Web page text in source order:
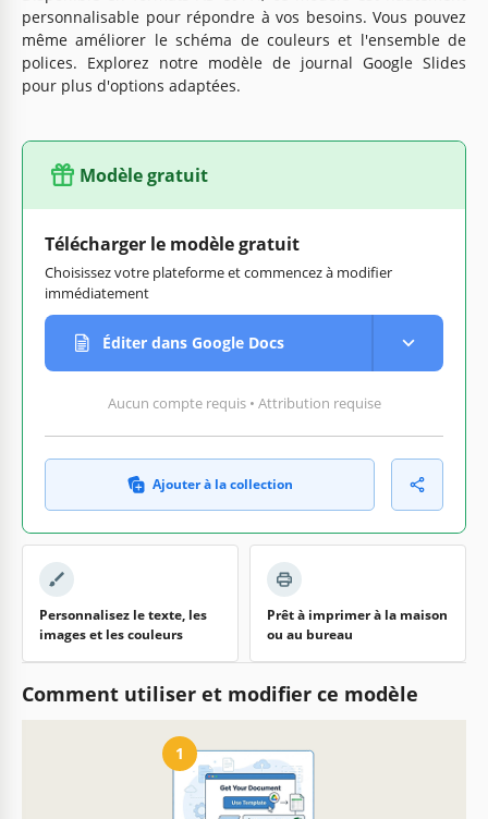
personnalisable pour répondre à vos besoins. Vous pouvez
même améliorer le schéma de couleurs et l'ensemble de
polices. Explorez notre modèle de journal Google Slides
pour plus d'options adaptées.
Modèle gratuit
Télécharger le modèle gratuit
Choisissez votre plateforme et commencez à modifier
immédiatement
Éditer dans Google Docs
Aucun compte requis • Attribution requise
Ajouter à la collection
Personnalisez le texte, les
images et les couleurs
Prêt à imprimer à la maison
ou au bureau
Comment utiliser et modifier ce modèle
1